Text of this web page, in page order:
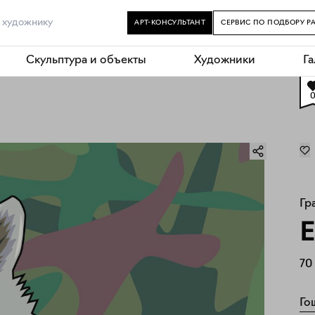
АРТ-КОНСУЛЬТАНТ СЕРВИС ПО ПОДБОРУ
Скульптура и объекты Художники
0
70